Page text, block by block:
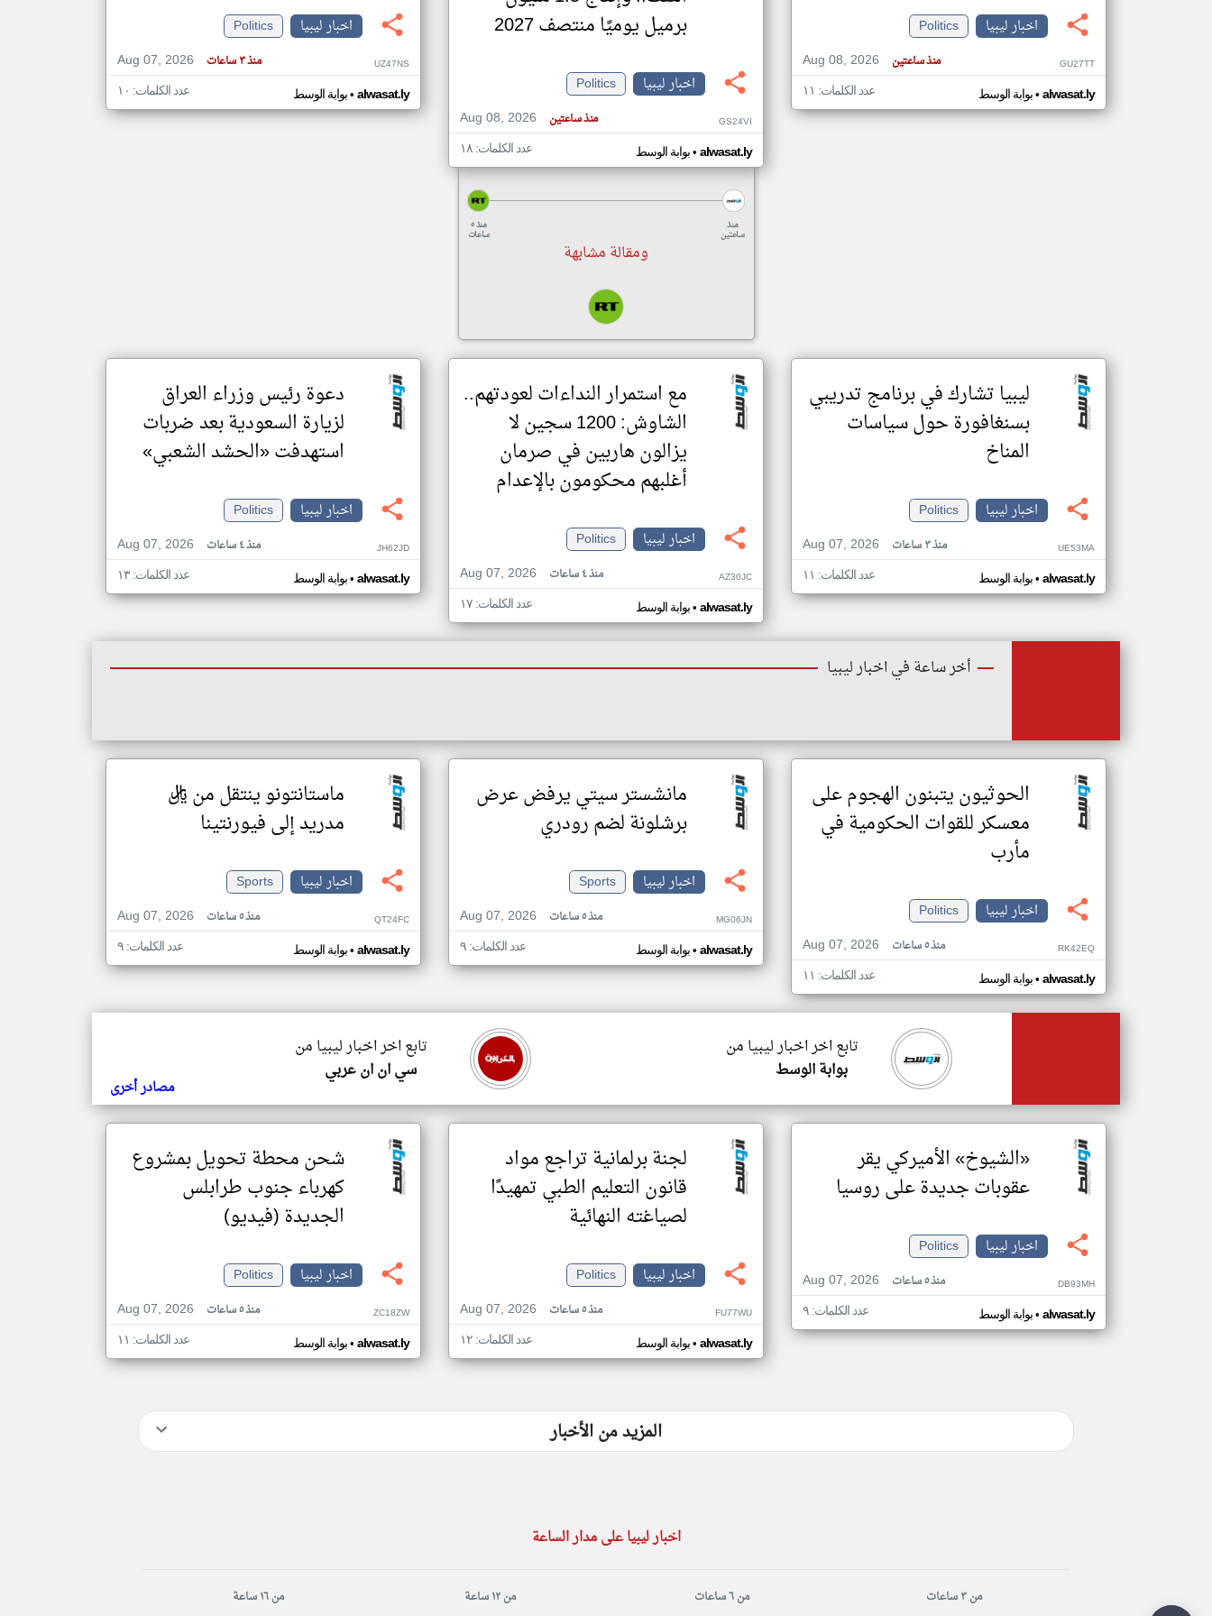
تغيير الدولة
مصادر الأخبار من ليبيا
اخبار ليبيا على مدار الساعة
اخبار ليبيا
Politics
Aug 08, 2026
منذ ساعتين GU27TT
بوابة الوسط• alwasat.ly عدد الكلمات: ١١
برميل يوميًا منتصف 2027
اخبار ليبيا
Politics
Aug 08, 2026
منذ ساعتين GS24VI
بوابة الوسط• alwasat.ly عدد الكلمات: ١٨
منذ ٥
ساعات
منذ
ساعتين
ومقالة مشابهة
اخبار ليبيا
Politics
Aug 07, 2026
منذ ٣ ساعات UZ47NS
بوابة الوسط• alwasat.ly عدد الكلمات: ١٠
ليبيا تشارك في برنامج تدريبي
بسنغافورة حول سياسات
المناخ
اخبار ليبيا
Politics
Aug 07, 2026
منذ ٣ ساعات UE53MA
بوابة الوسط• alwasat.ly عدد الكلمات: ١١
مع استمرار النداءات لعودتهم..
الشاوش: 1200 سجين لا
يزالون هاربين في صرمان
أغلبهم محكومون بالإعدام
اخبار ليبيا
Politics
Aug 07, 2026
منذ ٤ ساعات AZ30JC
بوابة الوسط• alwasat.ly عدد الكلمات: ١٧
دعوة رئيس وزراء العراق
لزيارة السعودية بعد ضربات
استهدفت «الحشد الشعبي»
اخبار ليبيا
Politics
Aug 07, 2026
منذ ٤ ساعات JH62JD
بوابة الوسط• alwasat.ly عدد الكلمات: ١٣
أخر ساعة في اخبار ليبيا
الحوثيون يتبنون الهجوم على
معسكر للقوات الحكومية في
مأرب
اخبار ليبيا
Politics
Aug 07, 2026
منذ ٥ ساعات RK42EQ
بوابة الوسط• alwasat.ly عدد الكلمات: ١١
مانشستر سيتي يرفض عرض
برشلونة لضم رودري
اخبار ليبيا
Sports
Aug 07, 2026
منذ ٥ ساعات MG06JN
بوابة الوسط• alwasat.ly عدد الكلمات: ٩
ماستانتونو ينتقل من ريال
مدريد إلى فيورنتينا
اخبار ليبيا
Sports
Aug 07, 2026
منذ ٥ ساعات QT24FC
بوابة الوسط• alwasat.ly عدد الكلمات: ٩
تابع اخر اخبار ليبيا من
سي ان ان عربي
تابع اخر اخبار ليبيا من
بوابة الوسط
مصادر أخرى
«الشيوخ» الأميركي يقر
عقوبات جديدة على روسيا
اخبار ليبيا
Politics
Aug 07, 2026
منذ ٥ ساعات DB93MH
بوابة الوسط• alwasat.ly عدد الكلمات: ٩
لجنة برلمانية تراجع مواد
قانون التعليم الطبي تمهيدًا
لصياغته النهائية
اخبار ليبيا
Politics
Aug 07, 2026
منذ ٥ ساعات FU77WU
بوابة الوسط• alwasat.ly عدد الكلمات: ١٢
شحن محطة تحويل بمشروع
كهرباء جنوب طرابلس
الجديدة (فيديو)
اخبار ليبيا
Politics
Aug 07, 2026
منذ ٥ ساعات ZC18ZW
بوابة الوسط• alwasat.ly عدد الكلمات: ١١
المزيد من الأخبار
اخبار ليبيا على مدار الساعة
من ٣ ساعات من ٦ ساعات من ١٢ ساعة من ١٦ ساعة
klyoum.com